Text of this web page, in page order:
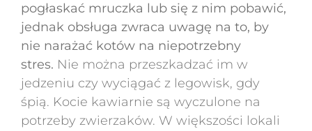
pogłaskać mruczka lub się z nim pobawić,
jednak obsługa zwraca uwagę na to, by
nie narażać kotów na niepotrzebny
stres. Nie można przeszkadzać im w
jedzeniu czy wyciągać z legowisk, gdy
śpią. Kocie kawiarnie są wyczulone na
potrzeby zwierzaków. W większości lokali